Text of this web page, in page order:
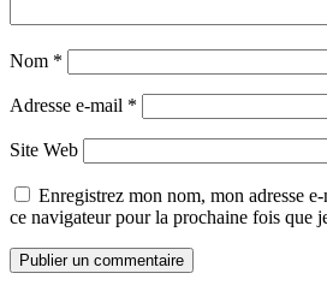
Nom *
Adresse e-mail *
Site Web
Enregistrez mon nom, mon adresse
ce navigateur pour la prochaine fois que